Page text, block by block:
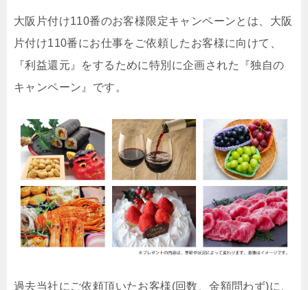
大阪片付け110番のお客様限定キャンペーンとは、大阪
片付け110番にお仕事をご依頼したお客様に向けて、
『利益還元』をするために特別に企画された『独自の
キャンペーン』です。
過去当社にご依頼頂いたお客様(回数、金額問わず)に、